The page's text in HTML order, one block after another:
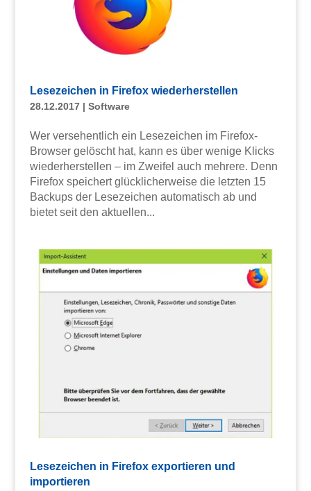
Lesezeichen in Firefox wiederherstellen
28.12.2017| Software
Wer versehentlich ein Lesezeichen im Firefox-
Browser gelöscht hat, kann es über wenige Klicks
wiederherstellen – im Zweifel auch mehrere. Denn
Firefox speichert glücklicherweise die letzten 15
Backups der Lesezeichen automatisch ab und
bietet seit den aktuellen...
Lesezeichen in Firefox exportieren und
importieren